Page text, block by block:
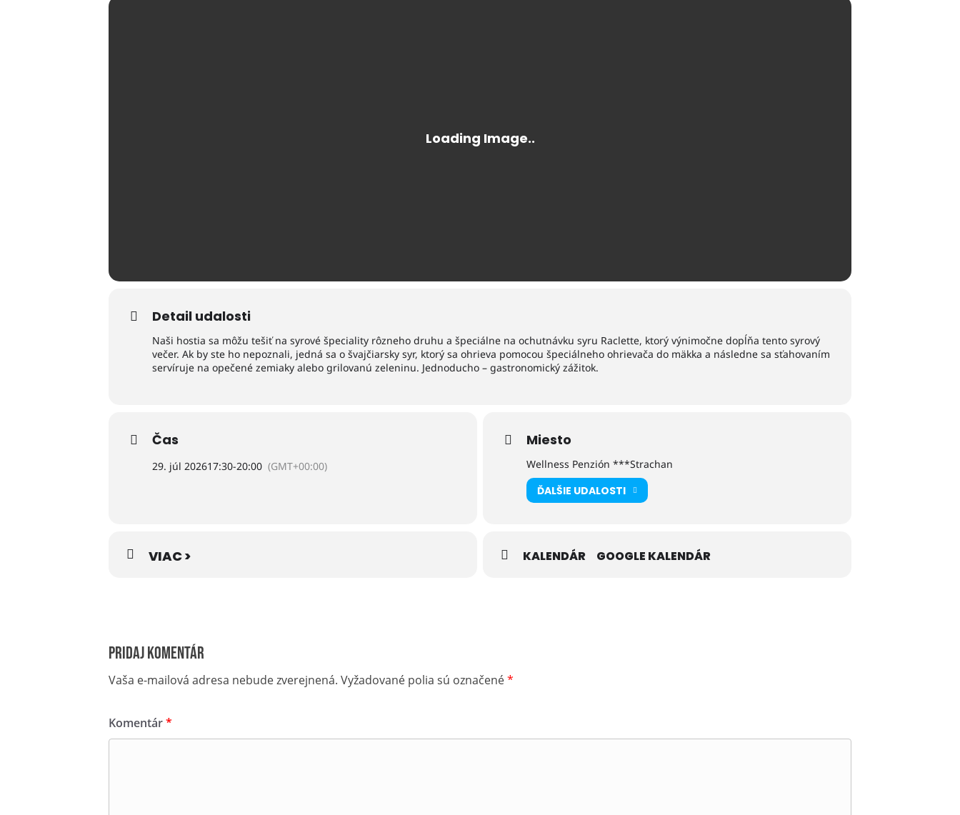
Detail udalosti
Naši hostia sa môžu tešiť na syrové špeciality rôzneho druhu a špeciálne na ochutnávku syru Raclette, ktorý výnimočne dopĺňa tento syrový
večer. Ak by ste ho nepoznali, jedná sa o švajčiarsky syr, ktorý sa ohrieva pomocou špeciálneho ohrievača do mäkka a následne sa sťahovaním
servíruje na opečené zemiaky alebo grilovanú zeleninu. Jednoducho – gastronomický zážitok.
Čas
29. júl 202617:30-20:00 (GMT+00:00)
Miesto
Wellness Penzión ***Strachan
ĎALŠIE UDALOSTI
VIAC > KALENDÁR GOOGLE KALENDÁR
Pridaj komentár
Vaša e-mailová adresa nebude zverejnená. Vyžadované polia sú označené*
Komentár*